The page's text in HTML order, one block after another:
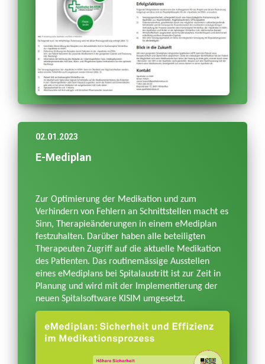
02.01.2023
E-Mediplan
Zur Optimierung der Medikation und zum
Verhindern von Fehlern an Schnittstellen macht es
Sinn, Therapieänderungen in einem eMediplan
festzuhalten. Darüber haben alle beteiligten
Therapeuten Zugriff auf die aktuelle Medikation
des Patienten. Das routinemässige Ausstellen
eines eMediplans bei Spitalaustritt ist zur Zeit in
Planung und wird mit der Implementierung der
neuen Spitalsoftware KISIM umgesetzt.